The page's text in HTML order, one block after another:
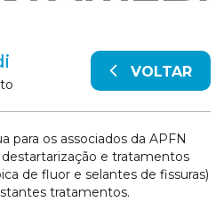
VOLTAR
para os associados da APFN
e tratamentos
de fluor e selantes de fissuras)
tratamentos.